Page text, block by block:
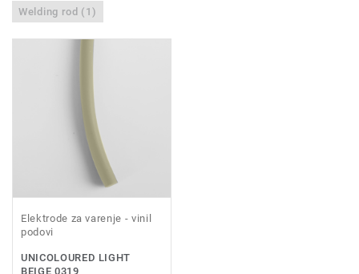
Welding rod (1)
Elektrode za varenje - vinil
podovi
UNICOLOURED LIGHT
BEIGE 0319